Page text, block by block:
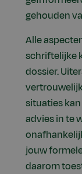
gehouden
Alle
schriftelijke
dossier.
situaties
advies in te
jouw
daarom